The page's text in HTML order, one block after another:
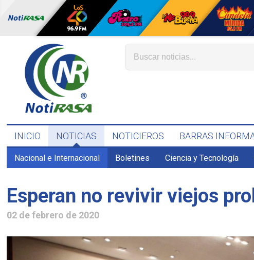
INICIO NOTICIAS NOTICIEROS BARRAS
Nacional e Internacional Boletines Ciencia y Tecnología
Esperan no revivir viejos
02 de febrero de 2020